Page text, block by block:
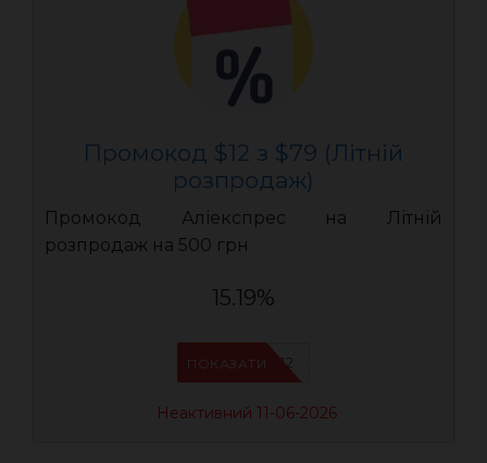
Промокод $12 з $79 (Літній
розпродаж)
Промокод Аліекспрес на Літній
розпродаж на 500 грн
15.19%
AEUA12
ПОКАЗАТИ
Неактивний 11-06-2026